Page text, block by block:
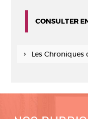
CONSULTER
Les